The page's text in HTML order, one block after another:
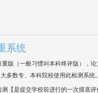
系统
重版（一般习惯叫本科终评版），
多数专、本科院校使用此检测系统
【是提交学校前进行的一次摸底评